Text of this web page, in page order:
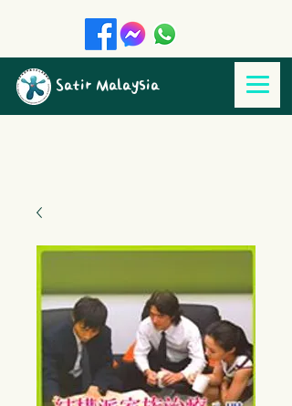
Satir Malaysia